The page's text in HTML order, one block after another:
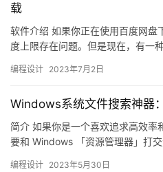
载
软件介绍 如果你正在使用百度网盘
度上限存在问题。但是现在，有一
编程设计 2023年7月2日
Windows系统文件搜索神器
简介 如果你是一个喜欢追求高效率
要和 Windows 「资源管理器」打
编程设计 2023年5月30日